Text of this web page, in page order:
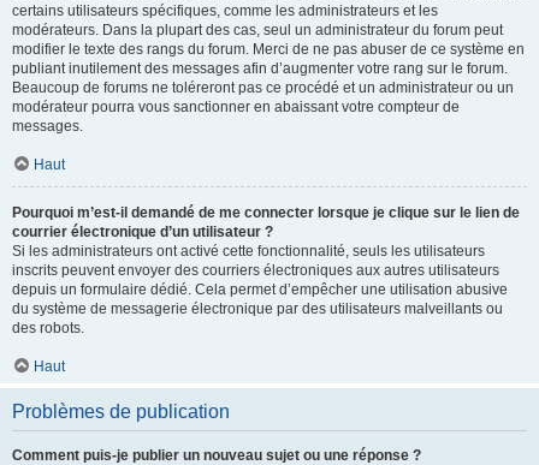
certains utilisateurs spécifiques, comme les administrateurs et les
modérateurs. Dans la plupart des cas, seul un administrateur du forum peut
modifier le texte des rangs du forum. Merci de ne pas abuser de ce système en
publiant inutilement des messages afin d’augmenter votre rang sur le forum.
Beaucoup de forums ne toléreront pas ce procédé et un administrateur ou un
modérateur pourra vous sanctionner en abaissant votre compteur de
messages.
Haut
Pourquoi m’est-il demandé de me connecter lorsque je clique sur le lien de
courrier électronique d’un utilisateur ?
Si les administrateurs ont activé cette fonctionnalité, seuls les utilisateurs
inscrits peuvent envoyer des courriers électroniques aux autres utilisateurs
depuis un formulaire dédié. Cela permet d’empêcher une utilisation abusive
du système de messagerie électronique par des utilisateurs malveillants ou
des robots.
Haut
Problèmes de publication
Comment puis-je publier un nouveau sujet ou une réponse ?